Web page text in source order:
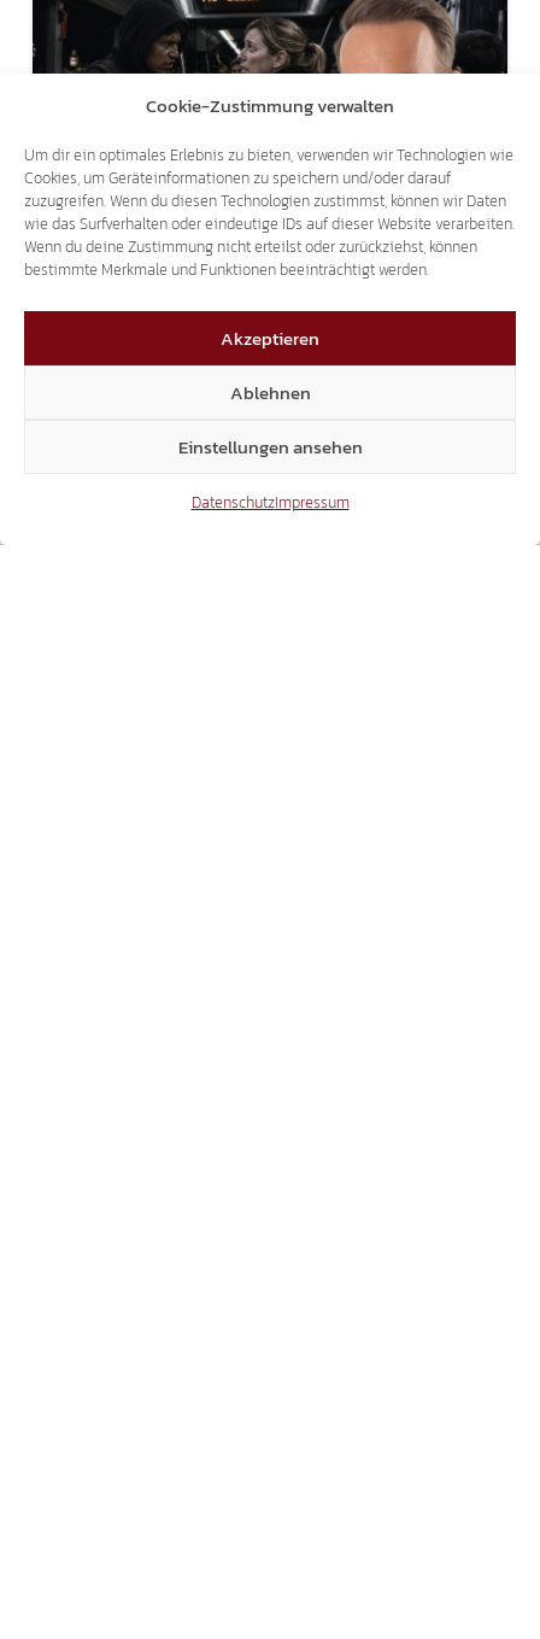
Cookie-Zustimmung verwalten
Um dir ein optimales Erlebnis zu bieten, verwenden wir Technologien wie
Cookies, um Geräteinformationen zu speichern und/oder darauf
zuzugreifen. Wenn du diesen Technologien zustimmst, können wir Daten
wie das Surfverhalten oder eindeutige IDs auf dieser Website verarbeiten.
Wenn du deine Zustimmung nicht erteilst oder zurückziehst, können
bestimmte Merkmale und Funktionen beeinträchtigt werden.
Akzeptieren
Ablehnen
Einstellungen ansehen
DatenschutzImpressum
NACH GEWALTATTACKE IM LINIENBUS:
ÖFFI-PERSONAL VOR KRIMINELLEN
AUSLÄNDERN SCHÜTZEN!
AKTUELLE FRAGESTUNDE